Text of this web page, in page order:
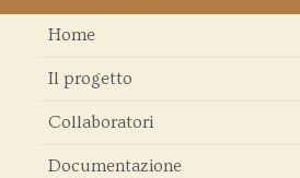
Home
Il progetto
Collaboratori
Documentazione